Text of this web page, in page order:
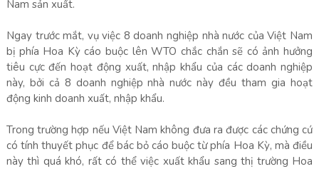
Nam sản xuất.
Ngay trước mắt, vụ việc 8 doanh nghiệp nhà nước của Việt Nam
bị phía Hoa Kỳ cáo buộc lên WTO chắc chắn sẽ có ảnh hưởng
tiêu cực đến hoạt động xuất, nhập khẩu của các doanh nghiệp
này, bởi cả 8 doanh nghiệp nhà nước này đều tham gia hoạt
động kinh doanh xuất, nhập khẩu.
Trong trường hợp nếu Việt Nam không đưa ra được các chứng cứ
có tính thuyết phục để bác bỏ cáo buộc từ phía Hoa Kỳ, mà điều
này thì quá khó, rất có thể việc xuất khẩu sang thị trường Hoa